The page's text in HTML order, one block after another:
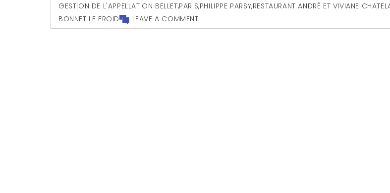
GESTION DE L'APPELLATION BELLET,PARIS,PHILIPPE PARSY,RESTAURANT ANDRÉ ET VIVIANE
BONNET LE FROID
LEAVE A COMMENT